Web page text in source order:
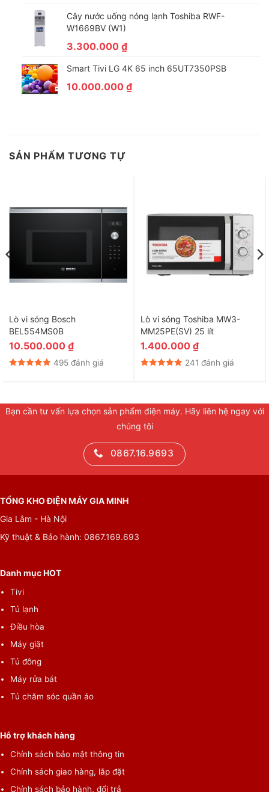
Chất liệu khoang lò
Tráng men
Chức năng chính
Chuông báo khi nấu xong
5 mức công suất vi sóng
Khoá bảng điều khiển tự động
2 chương trình nướng kết hợp
Bảo hành
12 tháng
Xuất xứ
Thái Lan
Cây nước uống nóng lạnh Toshiba RWF-
W1669BV (W1)
3.300.000 ₫
Smart Tivi LG 4K 65 inch 65UT7350PSB
10.000.000 ₫
SẢN PHẨM TƯƠNG TỰ
Lò vi sóng Bosch
BEL554MS0B
10.500.000 ₫
495 đánh giá
Lò vi sóng Toshiba MW3-
MM25PE(SV) 25 lít
1.400.000 ₫
241 đánh giá
Bạn cần tư vấn lựa chọn sản phẩm điện máy. Hãy liên hệ ngay với
chúng tôi
0867.16.9693
TỔNG KHO ĐIỆN MÁY GIA MINH
Gia Lâm - Hà Nội
Kỹ thuật & Bảo hành: 0867.169.693
Danh mục HOT
Tivi
Tủ lạnh
Điều hòa
Máy giặt
Tủ đông
Máy rửa bát
Tủ chăm sóc quần áo
Hỗ trợ khách hàng
Chính sách bảo mật thông tin
Chính sách giao hàng, lắp đặt
Chính sách bảo hành, đổi trả